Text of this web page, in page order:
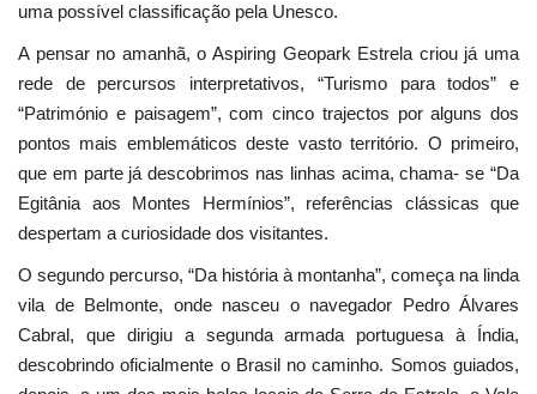
uma possível classificação pela Unesco.
A pensar no amanhã, o Aspiring Geopark Estrela criou já uma
rede de percursos interpretativos, “Turismo para todos” e
“Património e paisagem”, com cinco trajectos por alguns dos
pontos mais emblemáticos deste vasto território. O primeiro,
que em parte já descobrimos nas linhas acima, chama- se “Da
Egitânia aos Montes Hermínios”, referências clássicas que
despertam a curiosidade dos visitantes.
O segundo percurso, “Da história à montanha”, começa na linda
vila de Belmonte, onde nasceu o navegador Pedro Álvares
Cabral, que dirigiu a segunda armada portuguesa à Índia,
descobrindo oficialmente o Brasil no caminho. Somos guiados,